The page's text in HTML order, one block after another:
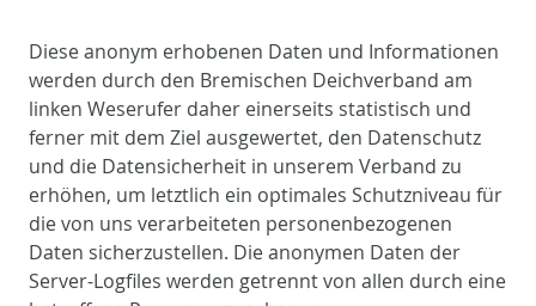
Diese anonym erhobenen Daten und Informationen
werden durch den Bremischen Deichverband am
linken Weserufer daher einerseits statistisch und
ferner mit dem Ziel ausgewertet, den Datenschutz
und die Datensicherheit in unserem Verband zu
erhöhen, um letztlich ein optimales Schutzniveau für
die von uns verarbeiteten personenbezogenen
Daten sicherzustellen. Die anonymen Daten der
Server-Logfiles werden getrennt von allen durch eine